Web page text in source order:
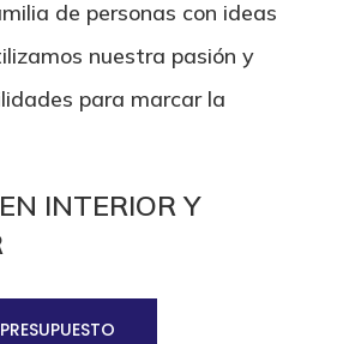
de personas con ideas
nuestra pasión y
para marcar la
INTERIOR Y